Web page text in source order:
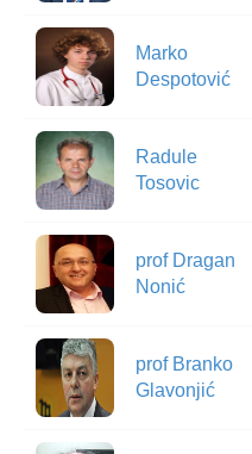
Marko
Despotović
Radule
Tosovic
prof Dragan
Nonić
prof Branko
Glavonjić